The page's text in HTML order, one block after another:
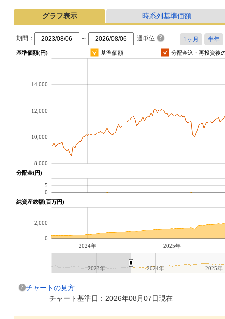
グラフ表示 時系列基準価額
期間： ～ 週単位
基準価額(円) 基準価額 分配金込・再投資後
8,000
10,000
12,000
14,000
分配金(円)
0
5
純資産総額(百万円)
2024年 2025年
0
2,000
2023年 2024年 2025年
チャートの見方
チャート基準日：2026年08月07日現在